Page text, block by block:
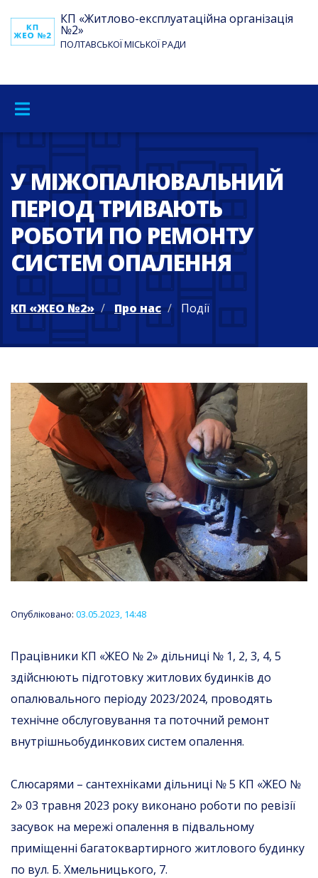
КП «Житлово-експлуатаційна організація
№2»
ПОЛТАВСЬКОЇ МІСЬКОЇ РАДИ
У МІЖОПАЛЮВАЛЬНИЙ
ПЕРІОД ТРИВАЮТЬ
РОБОТИ ПО РЕМОНТУ
СИСТЕМ ОПАЛЕННЯ
КП «ЖЕО №2» Про нас Події
Опубліковано: 03.05.2023, 14:48
Працівники КП «ЖЕО № 2» дільниці № 1, 2, 3, 4, 5
здійснюють підготовку житлових будинків до
опалювального періоду 2023/2024, проводять
технічне обслуговування та поточний ремонт
внутрішньобудинкових систем опалення.
Слюсарями – сантехніками дільниці № 5 КП «ЖЕО №
2» 03 травня 2023 року виконано роботи по ревізії
засувок на мережі опалення в підвальному
приміщенні багатоквартирного житлового будинку
по вул. Б. Хмельницького, 7.